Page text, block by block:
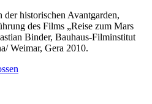
der historischen Avantgarden,
des Films „Reise zum Mars
Binder, Bauhaus-Filminstitut
Weimar, Gera 2010.